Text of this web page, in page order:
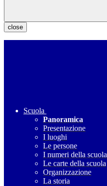
close
Scuola
Panoramica
Presentazione
I luoghi
Le persone
I numeri della scuola
Le carte della scuola
Organizzazione
La storia